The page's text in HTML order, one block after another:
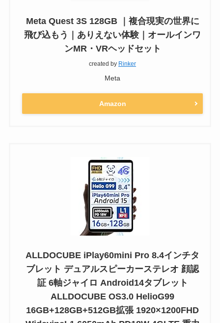
Meta Quest 3S 128GB ｜複合現実の世界に
飛び込もう｜ありえない体験｜オールインワ
ンMR・VRヘッドセット
created by Rinker
Meta
Amazon
ALLDOCUBE iPlay60mini Pro 8.4インチタ
ブレット デュアルスピーカーステレオ 顔認
証 6軸ジャイロ Android14タブレット
ALLDOCUBE OS3.0 HelioG99
16GB+128GB+512GB拡張 1920×1200FHD